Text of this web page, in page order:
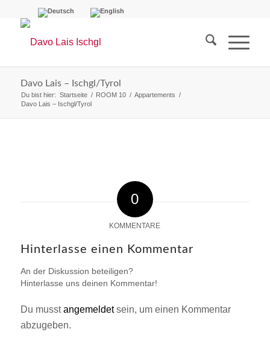
Davo Lais – Ischgl/Tyrol
Du bist hier: Startseite / ROOM 10 / Appartements /
Davo Lais – Ischgl/Tyrol
0
KOMMENTARE
Hinterlasse einen Kommentar
An der Diskussion beteiligen?
Hinterlasse uns deinen Kommentar!
Du musstangemeldetsein, um einen Kommentar
abzugeben.